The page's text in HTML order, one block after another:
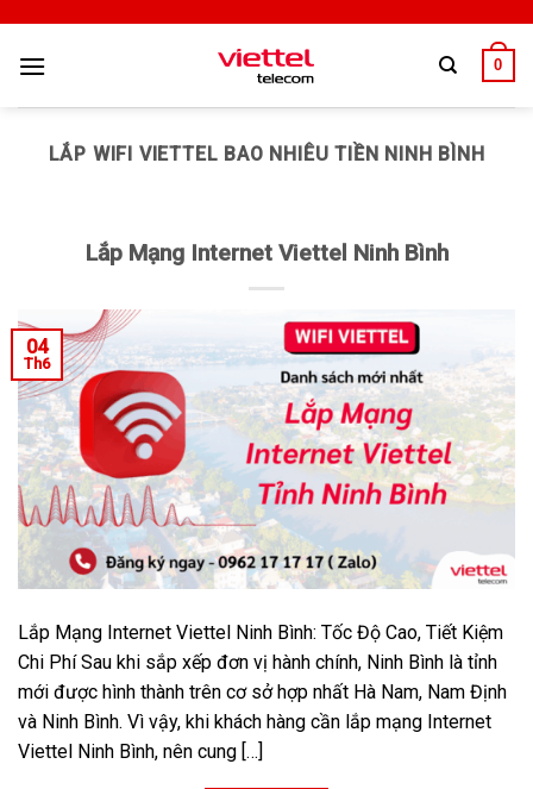
0
LẮP WIFI VIETTEL BAO NHIÊU TIỀN NINH BÌNH
Lắp Mạng Internet Viettel Ninh Bình
04
Th6
Lắp Mạng Internet Viettel Ninh Bình: Tốc Độ Cao, Tiết Kiệm
Chi Phí Sau khi sắp xếp đơn vị hành chính, Ninh Bình là tỉnh
mới được hình thành trên cơ sở hợp nhất Hà Nam, Nam Định
và Ninh Bình. Vì vậy, khi khách hàng cần lắp mạng Internet
Viettel Ninh Bình, nên cung […]